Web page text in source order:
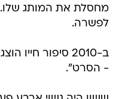
לפשרה.
ב-2010 סיפור
- הסרט".